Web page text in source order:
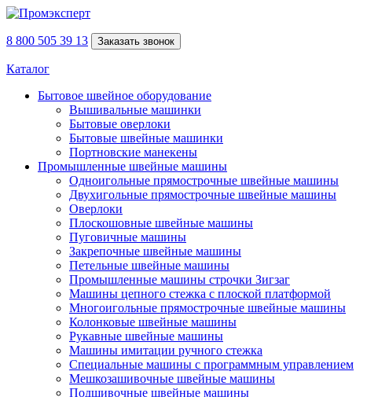
8 800 505 39 13 Заказать звонок
Каталог
Бытовое швейное оборудование
Вышивальные машинки
Бытовые оверлоки
Бытовые швейные машинки
Портновские манекены
Промышленные швейные машины
Одноигольные прямострочные швейные машины
Двухигольные прямострочные швейные машины
Оверлоки
Плоскошовные швейные машины
Пуговичные машины
Закрепочные швейные машины
Петельные швейные машины
Промышленные машины строчки Зигзаг
Машины цепного стежка с плоской платформой
Многоигольные прямострочные швейные машины
Колонковые швейные машины
Рукавные швейные машины
Машины имитации ручного стежка
Специальные машины с программным управлением
Мешкозашивочные швейные машины
Подшивочные швейные машины